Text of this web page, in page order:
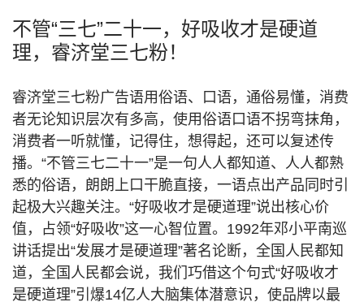
不管“三七”二十一，好吸收才是硬道
理，睿济堂三七粉！
睿济堂三七粉广告语用俗语、口语，通俗易懂，消费
者无论知识层次有多高，使用俗语口语不拐弯抹角，
消费者一听就懂，记得住，想得起，还可以复述传
播。 “不管三七二十一”是一句人人都知道、人人都熟
悉的俗语，朗朗上口干脆直接，一语点出产品同时引
起极大兴趣关注。 “好吸收才是硬道理”说出核心价
值，占领“好吸收”这一心智位置。1992年邓小平南巡
讲话提出“发展才是硬道理”著名论断，全国人民都知
道，全国人民都会说，我们巧借这个句式“好吸收才
是硬道理”引爆14亿人大脑集体潜意识，使品牌以最